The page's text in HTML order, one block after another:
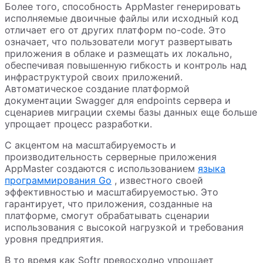
Более того, способность AppMaster генерировать
исполняемые двоичные файлы или исходный код
отличает его от других платформ no-code. Это
означает, что пользователи могут развертывать
приложения в облаке и размещать их локально,
обеспечивая повышенную гибкость и контроль над
инфраструктурой своих приложений.
Автоматическое создание платформой
документации Swagger для endpoints сервера и
сценариев миграции схемы базы данных еще больше
упрощает процесс разработки.
С акцентом на масштабируемость и
производительность серверные приложения
AppMaster создаются с использованием языка
программирования Go , известного своей
эффективностью и масштабируемостью. Это
гарантирует, что приложения, созданные на
платформе, смогут обрабатывать сценарии
использования с высокой нагрузкой и требования
уровня предприятия.
В то время как Softr превосходно упрощает